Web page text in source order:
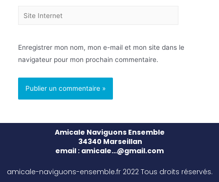
Enregistrer mon nom, mon e-mail et mon site dans le
navigateur pour mon prochain commentaire.
Amicale Naviguons Ensemble
34340 Marseillan
email : amicale…@gmail.com
amicale-naviguons-ensemble.fr 2022 Tous droits réservés.